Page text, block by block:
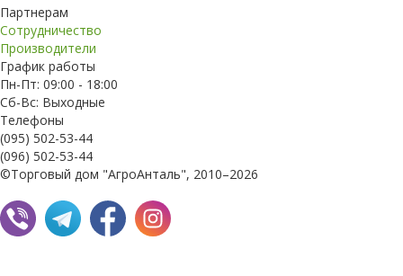
Партнерам
Сотрудничество
Производители
График работы
Пн-Пт: 09:00 - 18:00
Сб-Вс: Выходные
Телефоны
(095) 502-53-44
(096) 502-53-44
©Торговый дом "АгроАнталь", 2010–2026